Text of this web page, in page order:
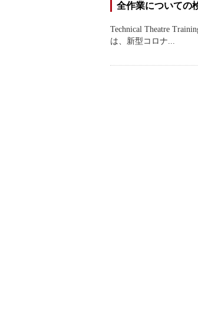
全作業についての
Technical Theatre
は、新型コロナ...